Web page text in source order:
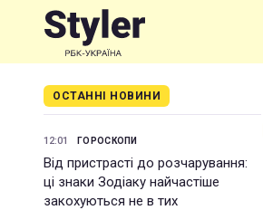
ОСТАННІ НОВИНИ
12:01 ГОРОСКОПИ
Від пристрасті до розчарування:
ці знаки Зодіаку найчастіше
закохуються не в тих